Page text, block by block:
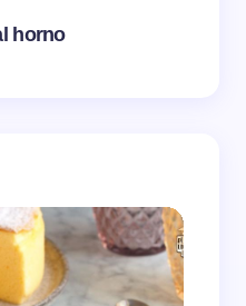
horno